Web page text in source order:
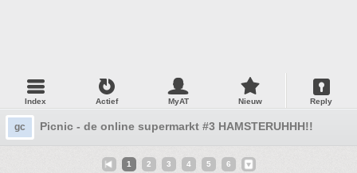
Index Actief MyAT Nieuw Reply
gc Picnic - de online supermarkt #3 HAMSTERUHHH!!
1 2 3 4 5 6